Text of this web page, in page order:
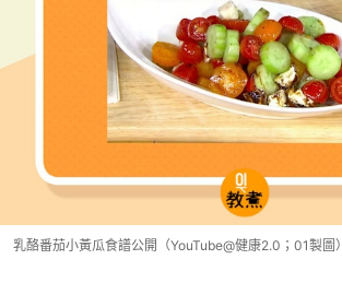
乳酪番茄小黃瓜食譜公開（YouTube@健康2.0；01製圖）